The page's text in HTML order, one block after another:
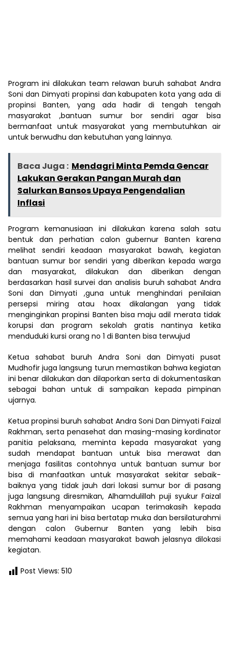
Program ini dilakukan team relawan buruh sahabat Andra
Soni dan Dimyati propinsi dan kabupaten kota yang ada di
propinsi Banten, yang ada hadir di tengah tengah
masyarakat ,bantuan sumur bor sendiri agar bisa
bermanfaat untuk masyarakat yang membutuhkan air
untuk berwudhu dan kebutuhan yang lainnya.
Baca Juga : Mendagri Minta Pemda Gencar
Lakukan Gerakan Pangan Murah dan
Salurkan Bansos Upaya Pengendalian
Inflasi
Program kemanusiaan ini dilakukan karena salah satu
bentuk dan perhatian calon gubernur Banten karena
melihat sendiri keadaan masyarakat bawah, kegiatan
bantuan sumur bor sendiri yang diberikan kepada warga
dan masyarakat, dilakukan dan diberikan dengan
berdasarkan hasil survei dan analisis buruh sahabat Andra
Soni dan Dimyati ,guna untuk menghindari penilaian
persepsi miring atau hoax dikalangan yang tidak
menginginkan propinsi Banten bisa maju adil merata tidak
korupsi dan program sekolah gratis nantinya ketika
menduduki kursi orang no 1 di Banten bisa terwujud
Ketua sahabat buruh Andra Soni dan Dimyati pusat
Mudhofir juga langsung turun memastikan bahwa kegiatan
ini benar dilakukan dan dilaporkan serta di dokumentasikan
sebagai bahan untuk di sampaikan kepada pimpinan
ujarnya.
Ketua propinsi buruh sahabat Andra Soni Dan Dimyati Faizal
Rakhman, serta penasehat dan masing-masing kordinator
panitia pelaksana, meminta kepada masyarakat yang
sudah mendapat bantuan untuk bisa merawat dan
menjaga fasilitas contohnya untuk bantuan sumur bor
bisa di manfaatkan untuk masyarakat sekitar sebaik-
baiknya yang tidak jauh dari lokasi sumur bor di pasang
juga langsung diresmikan, Alhamdulillah puji syukur Faizal
Rakhman menyampaikan ucapan terimakasih kepada
semua yang hari ini bisa bertatap muka dan bersilaturahmi
dengan calon Gubernur Banten yang lebih bisa
memahami keadaan masyarakat bawah jelasnya dilokasi
kegiatan.
Post Views: 510